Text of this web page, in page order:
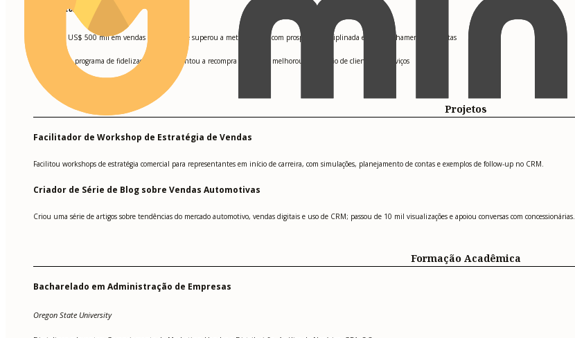
Drive Motors Ltda.
Atingiu US$ 500 mil em vendas em 6 meses e superou a meta em 25% com prospecção disciplinada e acompanhamento de contas
Criou um programa de fidelização que aumentou a recompra em 15% e melhorou a retenção de clientes de serviços
Projetos
Facilitador de Workshop de Estratégia de Vendas
Facilitou workshops de estratégia comercial para representantes em início de carreira, com simulações, planejamento de contas e exemplos de follow-up no CRM.
Criador de Série de Blog sobre Vendas Automotivas
Criou uma série de artigos sobre tendências do mercado automotivo, vendas digitais e uso de CRM; passou de 10 mil visualizações e apoiou conversas com concessionárias.
Formação Acadêmica
Bacharelado em Administração de Empresas
Oregon State University